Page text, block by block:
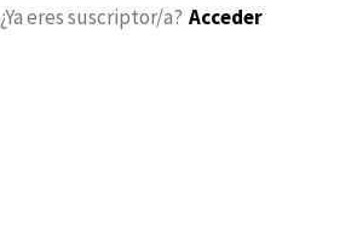
¿Ya eres suscriptor/a? Acceder